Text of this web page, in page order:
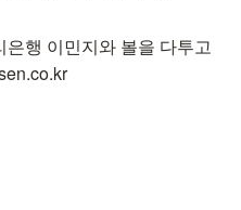
행 이민지와 볼을 다투고